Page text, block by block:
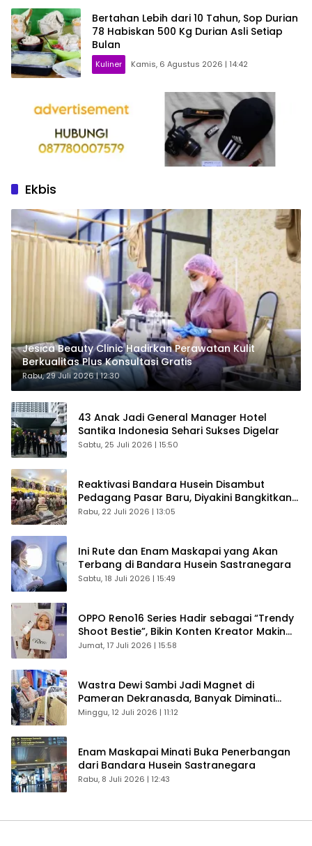
Bertahan Lebih dari 10 Tahun, Sop Durian
78 Habiskan 500 Kg Durian Asli Setiap
Bulan
Kuliner Kamis, 6 Agustus 2026 | 14:42
Ekbis
Jesica Beauty Clinic Hadirkan Perawatan Kulit
Berkualitas Plus Konsultasi Gratis
Rabu, 29 Juli 2026 | 12:30
43 Anak Jadi General Manager Hotel
Santika Indonesia Sehari Sukses Digelar
Sabtu, 25 Juli 2026 | 15:50
Reaktivasi Bandara Husein Disambut
Pedagang Pasar Baru, Diyakini Bangkitkan
Kembali Ekonomi Bandung
Rabu, 22 Juli 2026 | 13:05
Ini Rute dan Enam Maskapai yang Akan
Terbang di Bandara Husein Sastranegara
Sabtu, 18 Juli 2026 | 15:49
OPPO Reno16 Series Hadir sebagai “Trendy
Shoot Bestie”, Bikin Konten Kreator Makin
Betah
Jumat, 17 Juli 2026 | 15:58
Wastra Dewi Sambi Jadi Magnet di
Pameran Dekranasda, Banyak Diminati
Pengunjung
Minggu, 12 Juli 2026 | 11:12
Enam Maskapai Minati Buka Penerbangan
dari Bandara Husein Sastranegara
Rabu, 8 Juli 2026 | 12:43